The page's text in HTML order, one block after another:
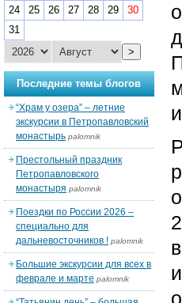
24
25 26 27 28 29
30
31
>
Последние темы блогов
“Храм у озера” – летние
экскурсии в Петропавловский
монастырь palomnik
Престольный праздник
Петропавловского
монастыря palomnik
Поездки по России 2026 –
специально для
дальневосточников ! palomnik
Большие экскурсии для всех в
феврале и марте palomnik